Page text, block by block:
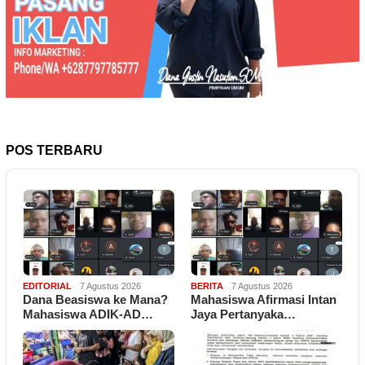
POS TERBARU
EDITORIAL 7 Agustus 2026
Dana Beasiswa ke Mana?
Mahasiswa ADIK-AD…
BERITA 7 Agustus 2026
Mahasiswa Afirmasi Intan
Jaya Pertanyaka…